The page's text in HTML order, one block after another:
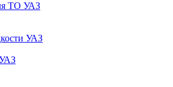
ТО УАЗ
УАЗ